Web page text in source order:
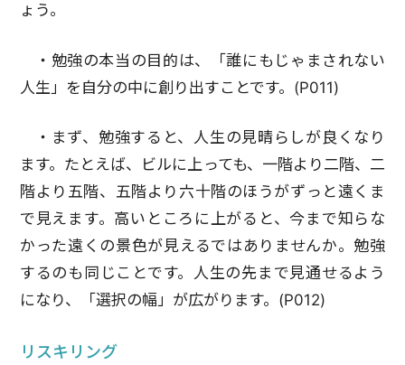
ょう。
・勉強の本当の目的は、「誰にもじゃまされない
人生」を自分の中に創り出すことです。(P011)
・まず、勉強すると、人生の見晴らしが良くなり
ます。たとえば、ビルに上っても、一階より二階、二
階より五階、五階より六十階のほうがずっと遠くま
で見えます。高いところに上がると、今まで知らな
かった遠くの景色が見えるではありませんか。勉強
するのも同じことです。人生の先まで見通せるよう
になり、「選択の幅」が広がります。(P012)
リスキリング